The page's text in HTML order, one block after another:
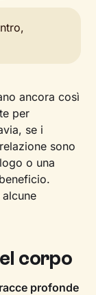
ancora così
per
se i
sono
o una
corpo
profonde